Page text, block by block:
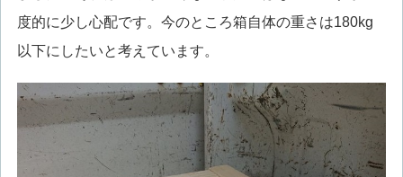
度的に少し心配です。今のところ箱自体の重さは180kg
以下にしたいと考えています。